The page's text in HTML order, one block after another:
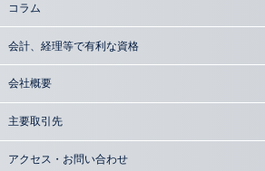
コラム
会計、経理等で有利な資格
会社概要
主要取引先
アクセス・お問い合わせ